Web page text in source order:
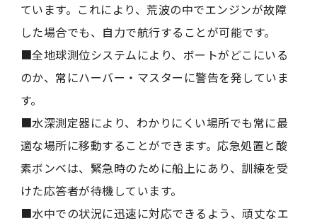
ています。これにより、荒波の中でエンジンが故障
した場合でも、自力で航行することが可能です。
■全地球測位システムにより、ボートがどこにいる
のか、常にハーバー・マスターに警告を発していま
す。
■水深測定器により、わかりにくい場所でも常に最
適な場所に移動することができます。応急処置と酸
素ボンベは、緊急時のために船上にあり、訓練を受
けた応答者が待機しています。
■水中での状況に迅速に対応できるよう、頑丈なエ